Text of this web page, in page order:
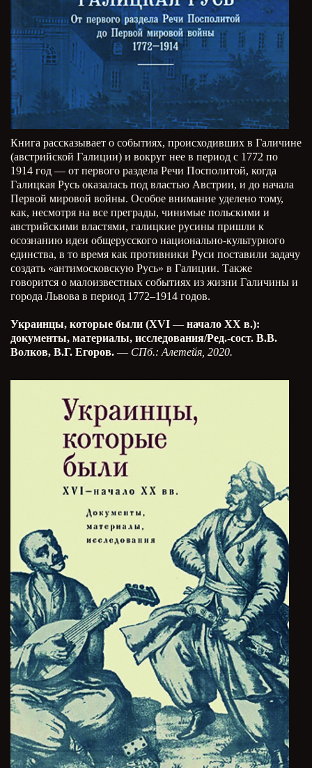
Книга рассказывает о событиях, происходивших в Галичине
(австрийской Галиции) и вокруг нее в период с 1772 по
1914 год — от первого раздела Речи Посполитой, когда
Галицкая Русь оказалась под властью Австрии, и до начала
Первой мировой войны. Особое внимание уделено тому,
как, несмотря на все преграды, чинимые польскими и
австрийскими властями, галицкие русины пришли к
осознанию идеи общерусского национально-культурного
единства, в то время как противники Руси поставили задачу
создать «антимосковскую Русь» в Галиции. Также
говорится о малоизвестных событиях из жизни Галичины и
города Львова в период 1772–1914 годов.
Украинцы, которые были (XVI — начало ХХ в.):
документы, материалы, исследования/Ред.-сост. В.В.
Волков, В.Г. Егоров. — СПб.: Алетейя, 2020.